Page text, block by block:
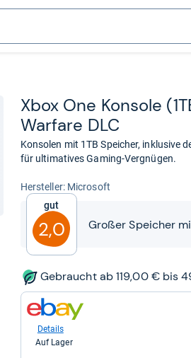
Xbox One Kon­sole
War­fare DLC
Konsolen mit 1TB Speicher, inklusive
für ultimatives Gaming-Vergnügen.
Her­stel­ler: Microsoft
Gut
2,0 Großer Speicher
Gebraucht ab 119,00 € bis
zum
Shop:
eBay
für
Details
Auf Lager